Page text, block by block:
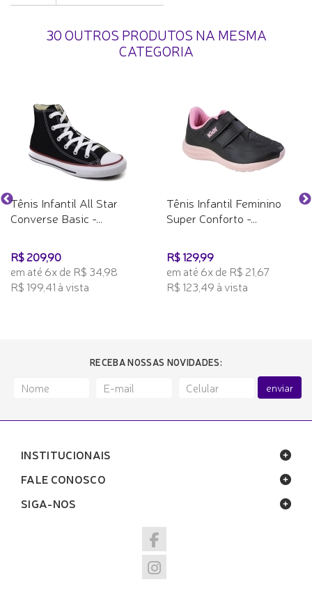
30 OUTROS PRODUTOS NA MESMA
CATEGORIA
Tênis Infantil All Star
Converse Basic -...
R$ 209,90
em até 6x de R$ 34,98
R$ 199,41 à vista
Tênis Infantil Feminino
Super Conforto -...
R$ 129,99
em até 6x de R$ 21,67
R$ 123,49 à vista
RECEBA NOSSAS NOVIDADES:
enviar
INSTITUCIONAIS
FALE CONOSCO
SIGA-NOS